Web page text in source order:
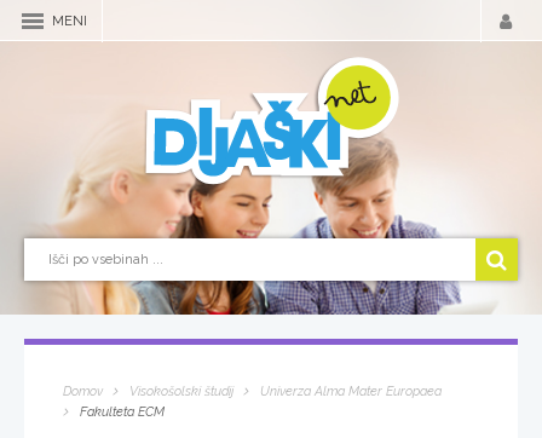
MENI
Domov Visokošolski študij
Univerza Alma Mater Europaea
Fakulteta ECM